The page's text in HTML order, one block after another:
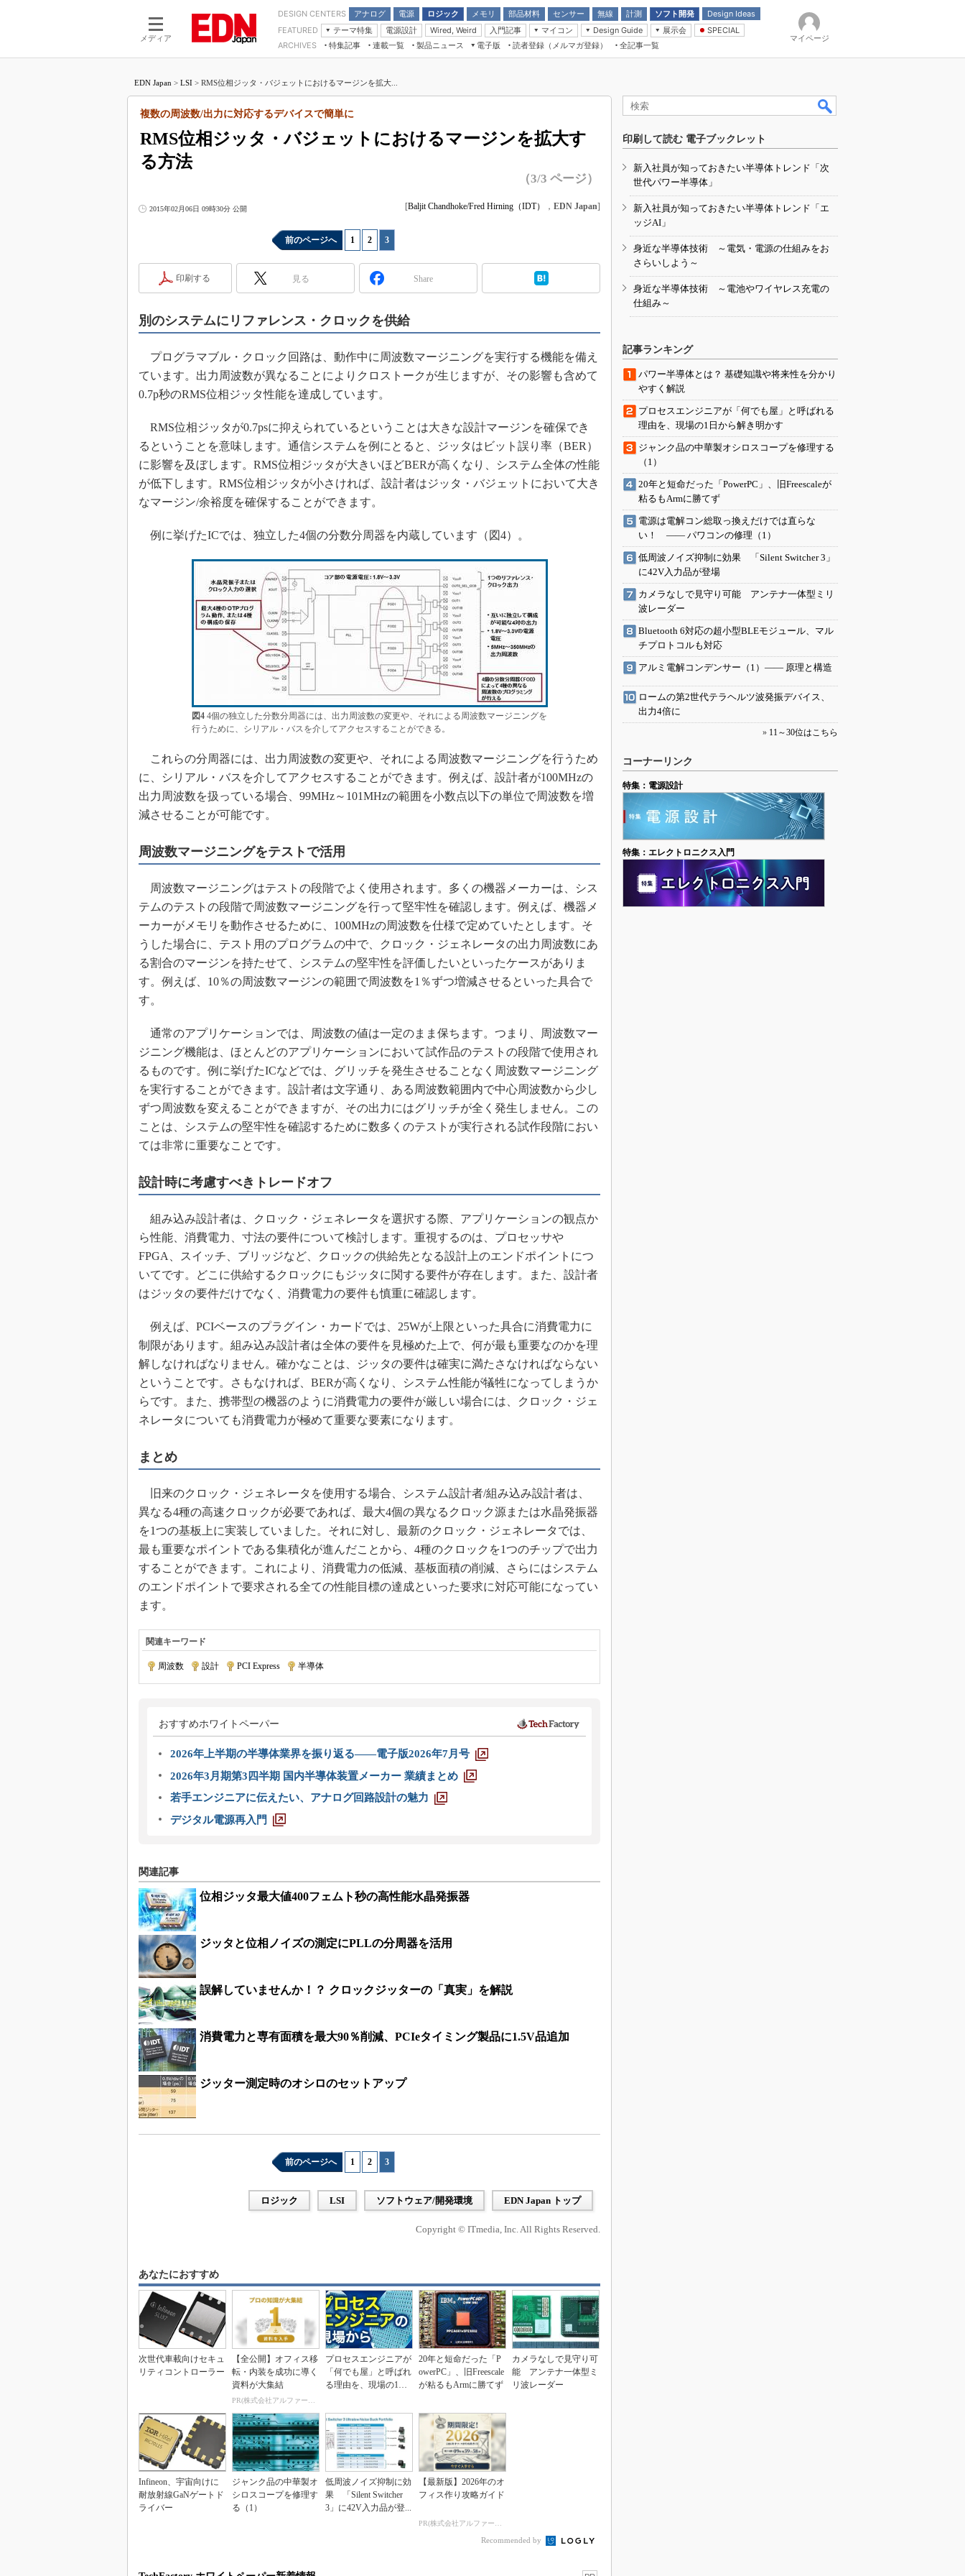
メディア
DESIGN CENTERS アナログ
電源
モーター
ロジック
LSI
メモリ
部品材料
受動部品
センサー 無線 計測 ソフト開発
Design Ideas
アナログ機能回路
計測とテスト
Wired, Weird
FEATURED
テーマ特集
つながるクルマ
エレクトロニクス入門
5G（EE Times Japan）
製品解剖（EE Times Japan）
電源設計 Wired, Weird
入門記事
モーター入門
マイコン
マイコン講座
Design Guide
計測機器
展示会
CEATEC
組込み/エッジコンピューティング展
人とくるま展
SPECIAL
Microchip情報
ARCHIVES 特集記事
連載一覧
マイクロプロセッサ懐古録
中堅技術者に贈る電子部品“徹底”活
用講座
たった2つの式で始めるDC/DCコン
バーターの設計
Q&Aで学ぶマイコン講座
高速シリアル伝送技術講座
記録計／データロガーの基礎知識
ズ編
Bluetooth mesh入門
「SPICEの仕組みとその活用設計」
計測器メーカーから見た5G
USB Type-Cの登場で評価試験はど
う変わる？
IoT時代の無線規格を知る【Thread
製品ニュース
電子版
電子ブックレット
読者登録（メルマガ登録） 全記事一覧
マイページ
EDN Japan > LSI > RMS位相ジッタ・バジェットにおけるマージンを拡大...
RMS位相ジッタ・バジェットにおけるマージンを拡大す
る方法
複数の周波数/出力に対応するデバイスで簡単に
（3/3 ページ）
2015年02月06日 09時30分 公開 [Baljit Chandhoke/Fred Hirning（IDT） ， EDN Japan]
前のページへ 1 2 3
印刷する 見る Share
別のシステムにリファレンス・クロックを供給
プログラマブル・クロック回路は、動作中に周波数マージニングを実行する機能を備え
ています。出力周波数が異なることによりクロストークが生じますが、その影響も含めて
0.7p秒のRMS位相ジッタ性能を達成しています。
RMS位相ジッタが0.7psに抑えられているということは大きな設計マージンを確保でき
るということを意味します。通信システムを例にとると、ジッタはビット誤り率（BER）
に影響を及ぼします。RMS位相ジッタが大きいほどBERが高くなり、システム全体の性能
が低下します。RMS位相ジッタが小さければ、設計者はジッタ・バジェットにおいて大き
なマージン/余裕度を確保することができます。
例に挙げたICでは、独立した4個の分数分周器を内蔵しています（図4）。
図44個の独立した分数分周器には、出力周波数の変更や、それによる周波数マージニングを
行うために、シリアル・バスを介してアクセスすることができる。
これらの分周器には、出力周波数の変更や、それによる周波数マージニングを行うため
に、シリアル・バスを介してアクセスすることができます。例えば、設計者が100MHzの
出力周波数を扱っている場合、99MHz～101MHzの範囲を小数点以下の単位で周波数を増
減させることが可能です。
周波数マージニングをテストで活用
周波数マージニングはテストの段階でよく使用されます。多くの機器メーカーは、シス
テムのテストの段階で周波数マージニングを行って堅牢性を確認します。例えば、機器メ
ーカーがメモリを動作させるために、100MHzの周波数を仕様で定めていたとします。そ
うした場合に、テスト用のプログラムの中で、クロック・ジェネレータの出力周波数にあ
る割合のマージンを持たせて、システムの堅牢性を評価したいといったケースがありま
す。例えば、10％の周波数マージンの範囲で周波数を1％ずつ増減させるといった具合で
す。
通常のアプリケーションでは、周波数の値は一定のまま保ちます。つまり、周波数マー
ジニング機能は、ほとんどのアプリケーションにおいて試作品のテストの段階で使用され
るものです。例に挙げたICなどでは、グリッチを発生させることなく周波数マージニング
を実行することができます。設計者は文字通り、ある周波数範囲内で中心周波数から少し
ずつ周波数を変えることができますが、その出力にはグリッチが全く発生しません。この
ことは、システムの堅牢性を確認するために数多くのテストが実行される試作段階におい
ては非常に重要なことです。
設計時に考慮すべきトレードオフ
組み込み設計者は、クロック・ジェネレータを選択する際、アプリケーションの観点か
ら性能、消費電力、寸法の要件について検討します。重視するのは、プロセッサや
FPGA、スイッチ、ブリッジなど、クロックの供給先となる設計上のエンドポイントにつ
いてです。どこに供給するクロックにもジッタに関する要件が存在します。また、設計者
はジッタの要件だけでなく、消費電力の要件も慎重に確認します。
例えば、PCIベースのプラグイン・カードでは、25Wが上限といった具合に消費電力に
制限があります。組み込み設計者は全体の要件を見極めた上で、何が最も重要なのかを理
解しなければなりません。確かなことは、ジッタの要件は確実に満たさなければならない
ということです。さもなければ、BERが高くなり、システム性能が犠牲になってしまうか
らです。また、携帯型の機器のように消費電力の要件が厳しい場合には、クロック・ジェ
ネレータについても消費電力が極めて重要な要素になります。
まとめ
旧来のクロック・ジェネレータを使用する場合、システム設計者/組み込み設計者は、
異なる4種の高速クロックが必要であれば、最大4個の異なるクロック源または水晶発振器
を1つの基板上に実装していました。それに対し、最新のクロック・ジェネレータでは、
最も重要なポイントである集積化が進んだことから、4種のクロックを1つのチップで出力
することができます。これにより、消費電力の低減、基板面積の削減、さらにはシステム
のエンドポイントで要求される全ての性能目標の達成といった要求に対応可能になってい
ます。
関連キーワード
周波数 設計 PCI Express 半導体
おすすめホワイトペーパー
2026年上半期の半導体業界を振り返る――電子版2026年7月号
2026年3月期第3四半期 国内半導体装置メーカー 業績まとめ
若手エンジニアに伝えたい、アナログ回路設計の魅力
デジタル電源再入門
関連記事
位相ジッタ最大値400フェムト秒の高性能水晶発振器
ジッタと位相ノイズの測定にPLLの分周器を活用
誤解していませんか！？ クロックジッターの「真実」を解説
消費電力と専有面積を最大90％削減、PCIeタイミング製品に1.5V品追加
ジッター測定時のオシロのセットアップ
前のページへ 1 2 3
ロジック LSI ソフトウェア/開発環境 EDN Japan トップ
Copyright © ITmedia, Inc. All Rights Reserved.
あなたにおすすめ
次世代車載向けセキュ
リティコントローラー
【全公開】オフィス移
転・内装を成功に導く
資料が大集結
PR(株式会社アルファーテクノ)
プロセスエンジニアが
「何でも屋」と呼ばれ
る理由を、現場の1日
20年と短命だった「P
owerPC」、旧Freescale
が粘るもArmに勝てず
カメラなしで見守り可
能 アンテナ一体型ミ
リ波レーダー
Infineon、宇宙向けに
耐放射線GaNゲートド
ライバー
ジャンク品の中華製オ
シロスコープを修理す
る（1）
低周波ノイズ抑制に効
果 「Silent Switcher
3」に42V入力品が登...
【最新版】2026年のオ
フィス作り攻略ガイド
PR(株式会社アルファーテクノ)
Recommended by
印刷して読む 電子ブックレット
新入社員が知っておきたい半導体トレンド「次
世代パワー半導体」
新入社員が知っておきたい半導体トレンド「エ
ッジAI」
身近な半導体技術 ～電気・電源の仕組みをお
さらいしよう～
身近な半導体技術 ～電池やワイヤレス充電の
仕組み～
記事ランキング
パワー半導体とは？ 基礎知識や将来性を分かり
やすく解説
プロセスエンジニアが「何でも屋」と呼ばれる
理由を、現場の1日から解き明かす
ジャンク品の中華製オシロスコープを修理する
（1）
20年と短命だった「PowerPC」、旧Freescaleが
粘るもArmに勝てず
電源は電解コン総取っ換えだけでは直らな
い！ ―― パワコンの修理（1）
低周波ノイズ抑制に効果 「Silent Switcher 3」
に42V入力品が登場
カメラなしで見守り可能 アンテナ一体型ミリ
波レーダー
Bluetooth 6対応の超小型BLEモジュール、マル
チプロトコルも対応
アルミ電解コンデンサー（1）―― 原理と構造
ロームの第2世代テラヘルツ波発振デバイス、
出力4倍に
» 11～30位はこちら
コーナーリンク
特集：電源設計
特集：エレクトロニクス入門